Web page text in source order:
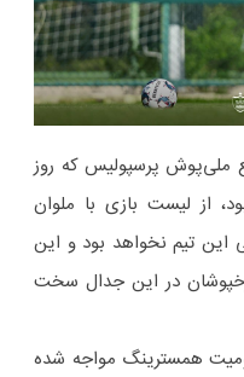
ملی‌پوش پرسپولیس که روز
از لیست بازی با ملوان
این تیم نخواهد بود و این
در این جدال سخت
همسترینگ مواجه شده